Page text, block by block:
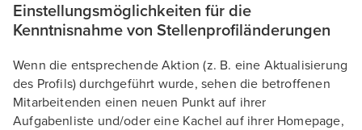
Einstellungsmöglichkeiten für die
Kenntnisnahme von Stellenprofiländerungen
Wenn die entsprechende Aktion (z. B. eine Aktualisierung
des Profils) durchgeführt wurde, sehen die betroffenen
Mitarbeitenden einen neuen Punkt auf ihrer
Aufgabenliste und/oder eine Kachel auf ihrer Homepage,